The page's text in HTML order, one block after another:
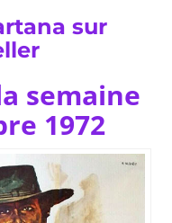
sur
semaine
1972